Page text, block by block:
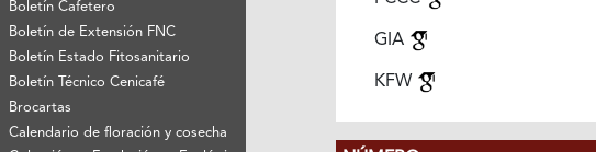
Boletín Cafetero
Boletín de Extensión FNC
Boletín Estado Fitosanitario
Boletín Técnico Cenicafé
Brocartas
Calendario de floración y cosecha
GIA
KFW